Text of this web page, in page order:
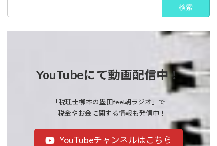
YouTubeにて動画配信中！
「税理士柳本の墨田feel朝ラジオ」で
税金やお金に関する情報も発信中！
YouTubeチャンネルはこちら